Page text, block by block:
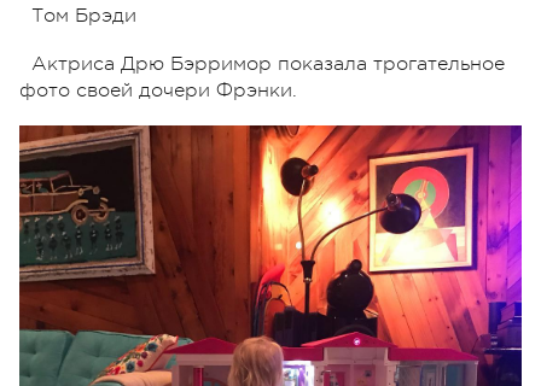
Том Брэди
Актриса Дрю Бэрримор показала трогательное
фото своей дочери Фрэнки.